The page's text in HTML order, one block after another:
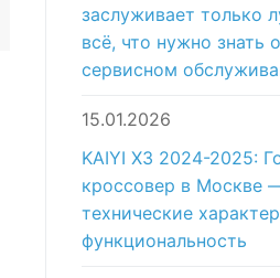
заслуживает только
всё, что нужно знать о
сервисном
15.01.2026
KAIYI X3 2024-2025:
кроссовер в Москве
технические
функциональность